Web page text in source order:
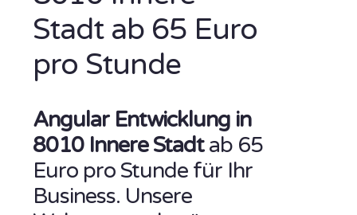
Stadt ab 65 Euro
pro Stunde
Angular Entwicklung in
8010 Innere Stadtab 65
Euro pro Stunde für Ihr
Business. Unsere